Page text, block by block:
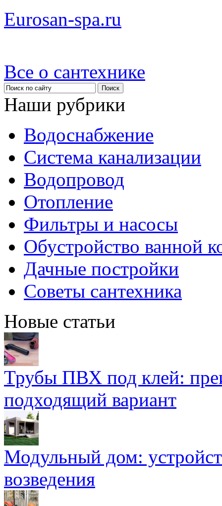
Eurosan-spa.ru
Все о сантехнике
Наши рубрики
Водоснабжение
Система канализации
Водопровод
Отопление
Фильтры и насосы
Обустройство ванной
Дачные постройки
Советы сантехника
Новые статьи
Трубы ПВХ под клей:
подходящий вариант
Модульный дом:
возведения